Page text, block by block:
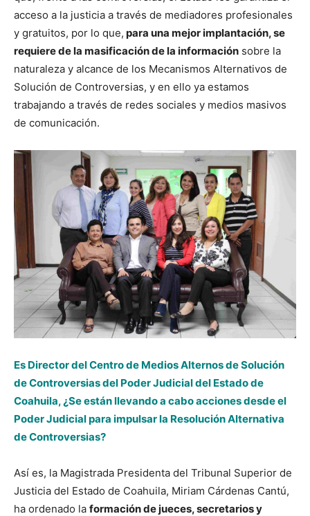
acceso a la justicia a través de mediadores profesionales
y gratuitos, por lo que, para una mejor implantación, se
requiere de la masificación de la información sobre la
naturaleza y alcance de los Mecanismos Alternativos de
Solución de Controversias, y en ello ya estamos
trabajando a través de redes sociales y medios masivos
de comunicación.
Es Director del Centro de Medios Alternos de Solución
de Controversias del Poder Judicial del Estado de
Coahuila, ¿Se están llevando a cabo acciones desde el
Poder Judicial para impulsar la Resolución Alternativa
de Controversias?
Así es, la Magistrada Presidenta del Tribunal Superior de
Justicia del Estado de Coahuila, Miriam Cárdenas Cantú,
ha ordenado la formación de jueces, secretarios y